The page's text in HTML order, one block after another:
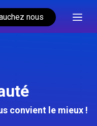
nous
convient le mieux !